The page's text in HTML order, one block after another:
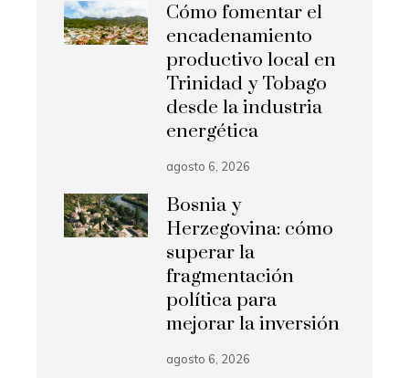
Cómo fomentar el
encadenamiento
productivo local en
Trinidad y Tobago
desde la industria
energética
agosto 6, 2026
Bosnia y
Herzegovina: cómo
superar la
fragmentación
política para
mejorar la inversión
agosto 6, 2026